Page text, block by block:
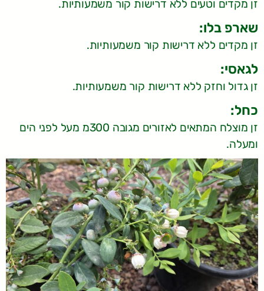
זן מקדים וטעים ללא דרישות קור משמעותיות.
שארפ בלו:
זן מקדים ללא דרישות קור משמעותיות.
לגאסי:
זן גדול וחזק ללא דרישות קור משמעותיות.
כחל:
זן מוצלח המתאים לאזורים מגובה 300מ מעל לפני הים
ומעלה.